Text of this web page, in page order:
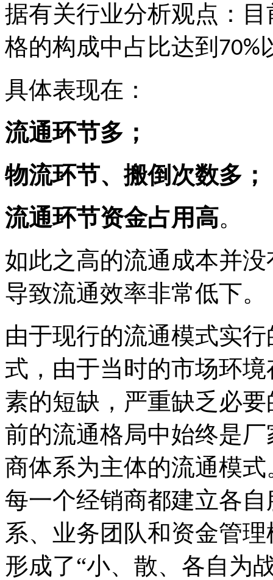
据有关行业分析观点：
格的构成中占比达到 70%
具体表现在：
流通环节多；
物流环节、搬倒次数多；
流通环节资金占用高。
如此之高的流通成本并
导致流通效率非常低下。
由于现行的流通模式实
式，由于当时的市场环
素的短缺，严重缺乏必
前的流通格局中始终是
商体系为主体的流通模
每一个经销商都建立各
系、业务团队和资金管
形成了“小、散、各自为